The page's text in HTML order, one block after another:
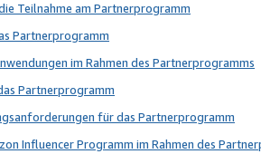
Teilnahme am Partnerprogramm
Partnerprogramm
im Rahmen des Partnerprogramms
Partnerprogramm
für das Partnerprogramm
Influencer Programm im Rahmen des